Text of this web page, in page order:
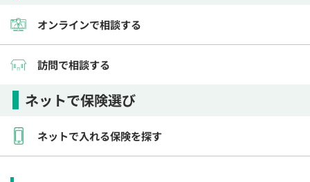
オンラインで相談する
訪問で相談する
ネットで保険選び
ネットで入れる保険を探す